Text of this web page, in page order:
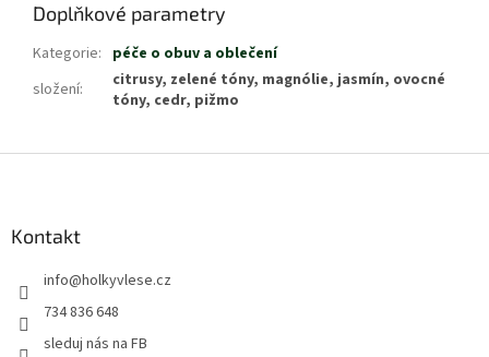
Doplňkové parametry
Kategorie: péče o obuv a oblečení
složení:
citrusy, zelené tóny, magnólie, jasmín, ovocné
tóny, cedr, pižmo
Kontakt
info@holkyvlese.cz
734 836 648
sleduj nás na FB